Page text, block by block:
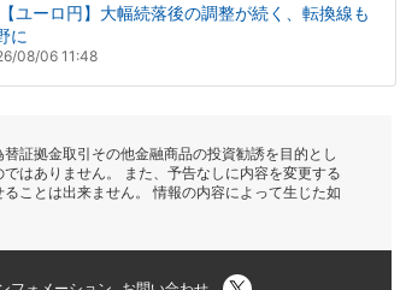
【ユーロ円】大幅続落後の調整が続く、転換線も
に
08/06 11:48
証拠金取引その他金融商品の投資勧誘を目的とし
はありません。 また、予告なしに内容を変更する
ことは出来ません。 情報の内容によって生じた如